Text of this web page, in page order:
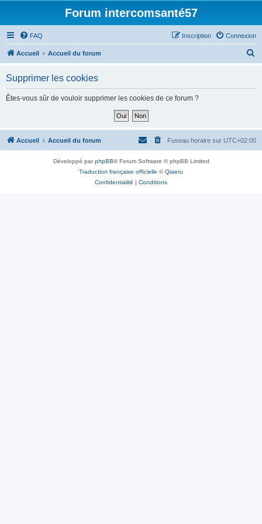
Forum intercomsanté57
FAQ Connexion
Inscription
Accueil Accueil du forum
h
Supprimer les cookies
Êtes-vous sûr de vouloir supprimer les cookies de ce forum ?
Accueil Accueil du forum Fuseau horaire sur UTC+02:00
Développé parphpBB® Forum Software © phpBB Limited
Traduction française officielle ©Qiaeru
Confidentialité | Conditions